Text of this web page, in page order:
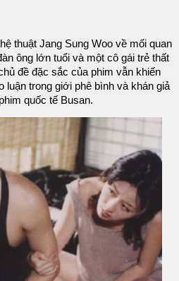
thuật Jang Sung Woo về mối quan
ông lớn tuổi và một cô gái trẻ thất
đề đặc sắc của phim vẫn khiến
luận trong giới phê bình và khán giả
quốc tế Busan.